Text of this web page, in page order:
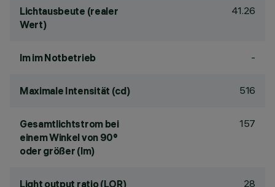
Lichtausbeute (realer
Wert)
41.26
lm im Notbetrieb -
Maximale Intensität (cd) 516
Gesamtlichtstrom bei
einem Winkel von 90°
oder größer (lm)
157
Light output ratio (LOR) 28